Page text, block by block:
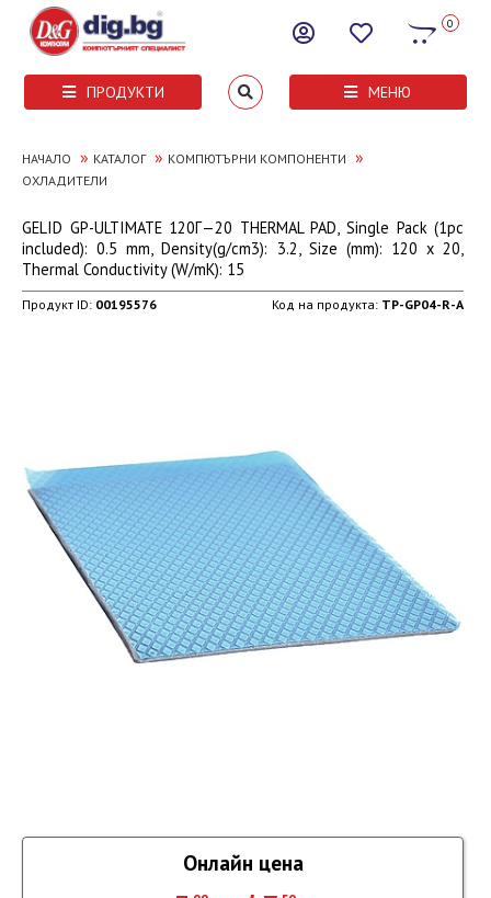
0
ПРОДУКТИ МЕНЮ
НАЧАЛО » КАТАЛОГ » КОМПЮТЪРНИ КОМПОНЕНТИ »
ОХЛАДИТЕЛИ
GELID GP-ULTIMATE 120Г—20 THERMAL PAD, Single Pack (1pc
included): 0.5 mm, Density(g/cm3): 3.2, Size (mm): 120 x 20,
Thermal Conductivity (W/mK): 15
Продукт ID: 00195576 Код на продукта: TP-GP04-R-A
Онлайн цена